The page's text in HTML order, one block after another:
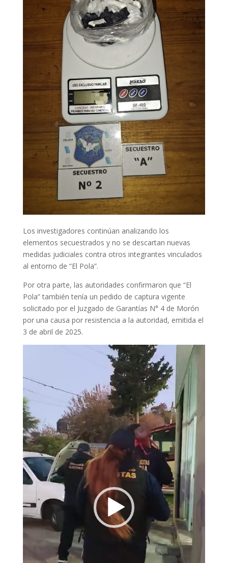
Los investigadores continúan analizando los
elementos secuestrados y no se descartan nuevas
medidas judiciales contra otros integrantes vinculados
al entorno de “El Pola”.
Por otra parte, las autoridades confirmaron que “El
Pola” también tenía un pedido de captura vigente
solicitado por el Juzgado de Garantías N° 4 de Morón
por una causa por resistencia a la autoridad, emitida el
3 de abril de 2025.